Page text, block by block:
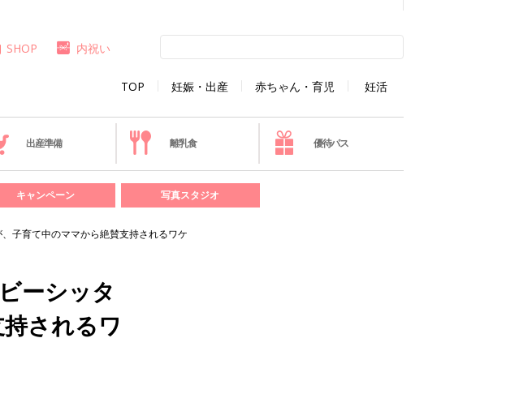
TOP 妊娠・出産 赤ちゃん・育児 妊活
SHOP 内祝い
出産準備 離乳食 優待パス
キャンペーン 写真スタジオ
子育て中のママから絶賛支持されるワケ
ーシッタ
されるワ